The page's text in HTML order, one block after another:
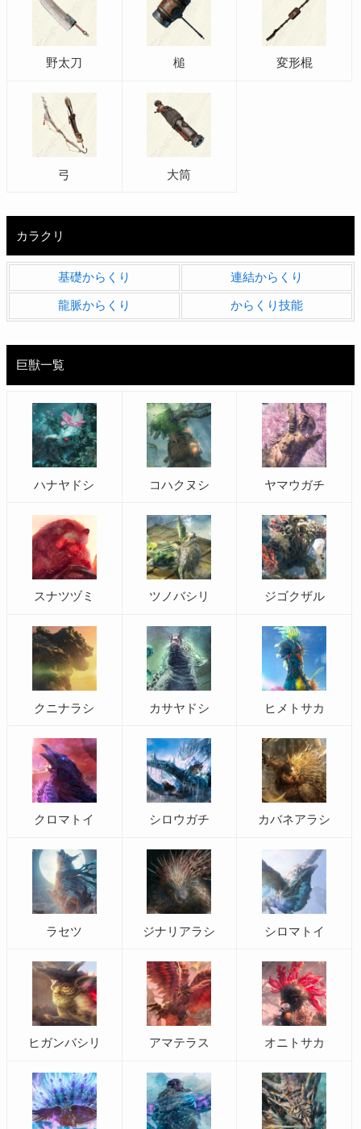
野太刀 槌 変形棍
弓 大筒
カラクリ
基礎からくり 連結からくり
龍脈からくり からくり技能
巨獣一覧
ハナヤドシ コハクヌシ ヤマウガチ
スナツヅミ ツノバシリ ジゴクザル
クニナラシ カサヤドシ ヒメトサカ
クロマトイ シロウガチ カバネアラシ
ラセツ ジナリアラシ シロマトイ
ヒガンバシリ アマテラス オニトサカ